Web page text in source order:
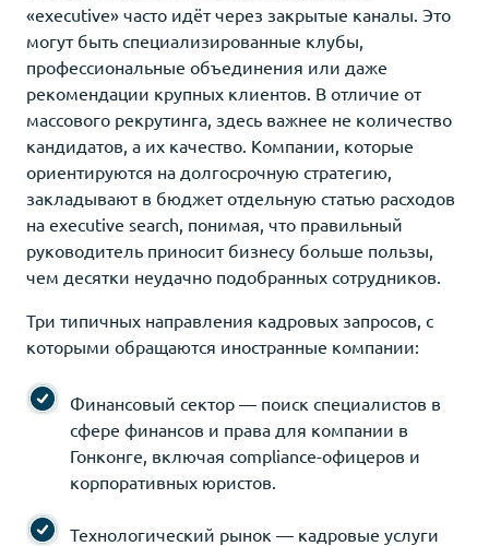
«executive» часто идёт через закрытые каналы. Это
могут быть специализированные клубы,
профессиональные объединения или даже
рекомендации крупных клиентов. В отличие от
массового рекрутинга, здесь важнее не количество
кандидатов, а их качество. Компании, которые
ориентируются на долгосрочную стратегию,
закладывают в бюджет отдельную статью расходов
на executive search, понимая, что правильный
руководитель приносит бизнесу больше пользы,
чем десятки неудачно подобранных сотрудников.
Три типичных направления кадровых запросов, с
которыми обращаются иностранные компании:
Финансовый сектор — поиск специалистов в
сфере финансов и права для компании в
Гонконге, включая compliance-офицеров и
корпоративных юристов.
Технологический рынок — кадровые услуги